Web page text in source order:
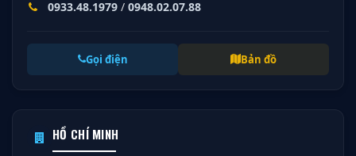
0933.48.1979 / 0948.02.07.88
Gọi điện Bản đồ
HỒ CHÍ MINH